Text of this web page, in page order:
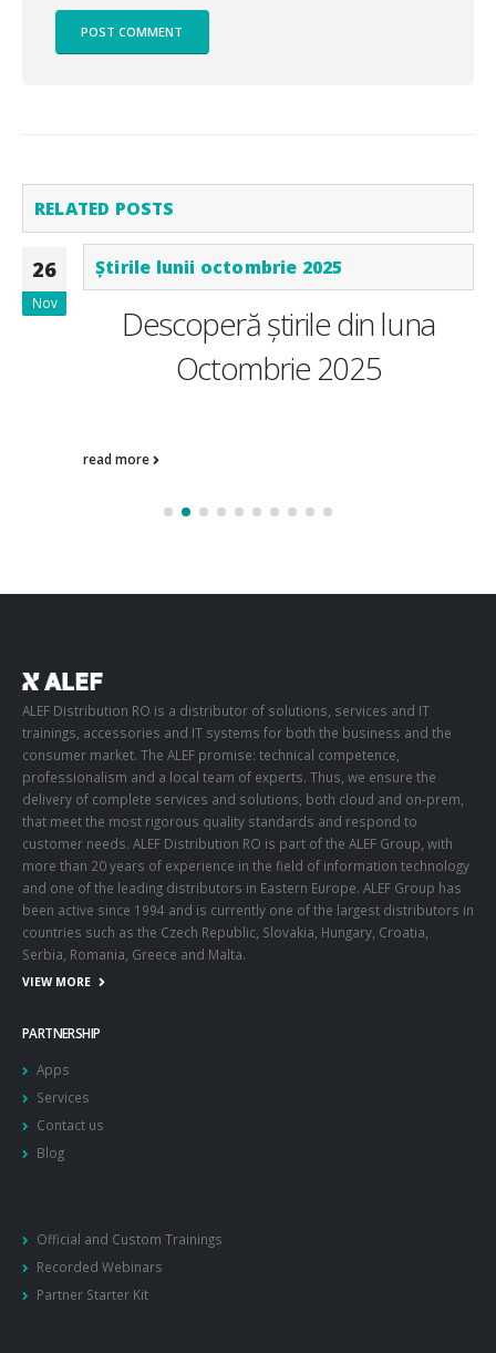
RELATED POSTS
26
Nov
Știrile lunii octombrie 2025
Descoperă știrile din luna
Octombrie 2025
read more
ALEF Distribution RO is a distributor of solutions, services and IT
trainings, accessories and IT systems for both the business and the
consumer market. The ALEF promise: technical competence,
professionalism and a local team of experts. Thus, we ensure the
delivery of complete services and solutions, both cloud and on-prem,
that meet the most rigorous quality standards and respond to
customer needs. ALEF Distribution RO is part of the ALEF Group, with
more than 20 years of experience in the field of information technology
and one of the leading distributors in Eastern Europe. ALEF Group has
been active since 1994 and is currently one of the largest distributors in
countries such as the Czech Republic, Slovakia, Hungary, Croatia,
Serbia, Romania, Greece and Malta.
VIEW MORE
PARTNERSHIP
Apps
Services
Contact us
Blog
Official and Custom Trainings
Recorded Webinars
Partner Starter Kit